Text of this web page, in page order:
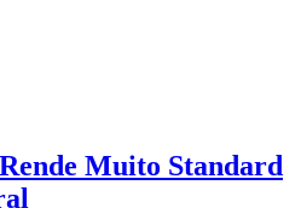
Muito Standard